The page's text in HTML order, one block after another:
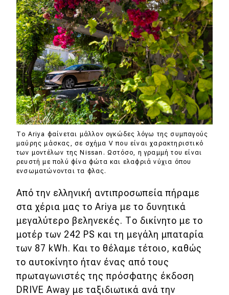
Το Ariya φαίνεται μάλλον ογκώδες λόγω της συμπαγούς
μαύρης μάσκας, σε σχήμα V που είναι χαρακτηριστικό
των μοντέλων της Nissan. Ωστόσο, η γραμμή του είναι
ρευστή με πολύ φίνα φώτα και ελαφριά νύχια όπου
ενσωματώνονται τα φλας.
Από την ελληνική αντιπροσωπεία πήραμε
στα χέρια μας το Ariya με το δυνητικά
μεγαλύτερο βεληνεκές. Το δικίνητο με το
μοτέρ των 242 PS και τη μεγάλη μπαταρία
των 87 kWh. Και το θέλαμε τέτοιο, καθώς
το αυτοκίνητο ήταν ένας από τους
πρωταγωνιστές της πρόσφατης έκδοση
DRIVE Away με ταξιδιωτικά ανά την